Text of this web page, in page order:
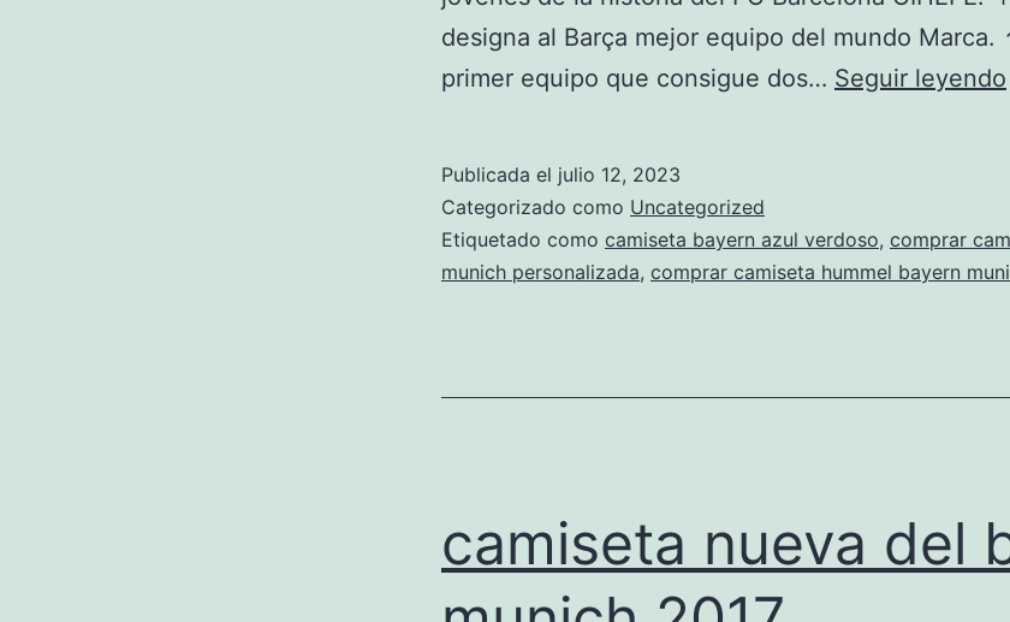
designa al Barça mejor equipo del mundo Marca.
primer equipo que consigue dos… Seguir leyendo
Publicada el julio 12, 2023
Categorizado como Uncategorized
Etiquetado como camiseta bayern azul verdoso, comprar
munich personalizada, comprar camiseta hummel bayern
camiseta nueva del